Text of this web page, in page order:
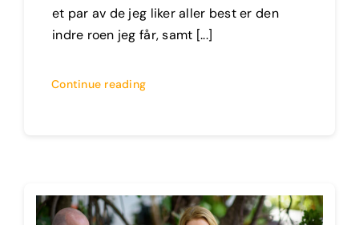
et par av de jeg liker aller best er den
indre roen jeg får, samt [...]
Continue reading